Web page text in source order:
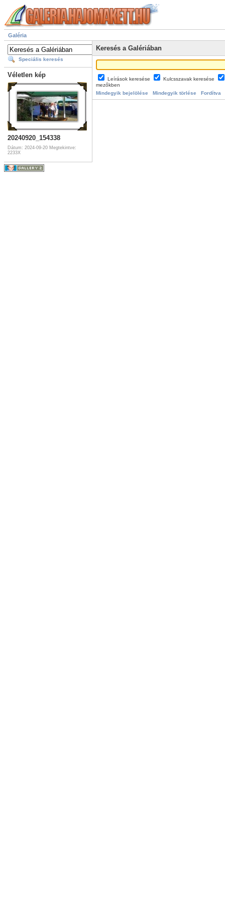
Galéria
Speciális keresés
Véletlen kép
20240920_154338
Dátum: 2024-09-20 Megtekintve:
2233X
Keresés a Galériában
Leírások keresése
Kulcsszavak keresése
mezőkben
Mindegyik bejelölése
Mindegyik törlése Fordítva